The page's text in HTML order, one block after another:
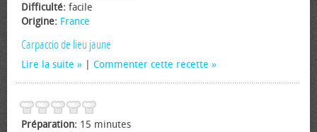
Difficulté: facile
Origine: France
Carpaccio de lieu jaune
Lire la suite Commenter cette recette
Préparation: 15 minutes